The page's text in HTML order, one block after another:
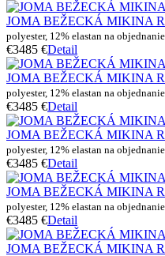
JOMA BEŽECKÁ MIKINA
polyester, 12% elastan na objednanie
€3485 €Detail
JOMA BEŽECKÁ MIKINA
polyester, 12% elastan na objednanie
€3485 €Detail
JOMA BEŽECKÁ MIKINA
polyester, 12% elastan na objednanie
€3485 €Detail
JOMA BEŽECKÁ MIKINA
polyester, 12% elastan na objednanie
€3485 €Detail
JOMA BEŽECKÁ MIKINA